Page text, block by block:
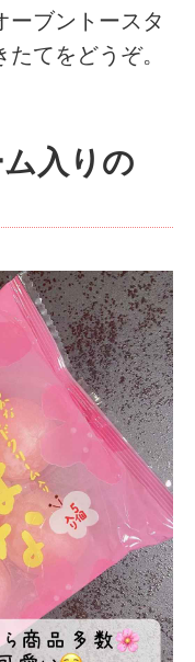
ーブントースタ
てをどうぞ。
入りの